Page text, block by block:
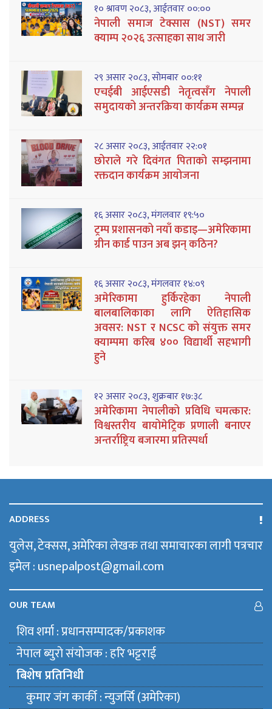
१० श्रावण २०८३, आईतवार ००:००
नेपाली समाज टेक्सास (NST) समर
क्याम्प २०२६ उत्साहका साथ जारी
२९ असार २०८३, सोमबार ००:११
एचईबी आईएसडी नेतृत्वसँग नेपाली
समुदायको अन्तरक्रिया कार्यक्रम सम्पन्न
२८ असार २०८३, आईतवार २२:०१
छोराले गरे दिवंगत पिताको सम्झनामा
रक्तदान कार्यक्रम आयोजना
१६ असार २०८३, मंगलवार १९:५०
ट्रम्प प्रशासनको नयाँ कडाइ—अमेरिकामा
ग्रीन कार्ड पाउन अब झन् कठिन?
१६ असार २०८३, मंगलवार १४:०९
अमेरिकामा हुर्किरहेका नेपाली
बालबालिकाका लागि ऐतिहासिक
अवसर: NST र NCSC को संयुक्त समर
क्याम्पमा करिब ४०० विद्यार्थी सहभागी
हुने
१२ असार २०८३, शुक्रबार १७:३८
अमेरिकामा नेपालीको प्रविधि चमत्कार:
विश्वस्तरीय बायोमेट्रिक प्रणाली बनाएर
अन्तर्राष्ट्रिय बजारमा प्रतिस्पर्धा
ADDRESS
युलेस, टेक्सस, अमेरिका लेखक तथा समाचारका लागी पत्रचार
इमेल : usnepalpost@gmail.com
OUR TEAM
शिव शर्मा : प्रधानसम्पादक/प्रकाशक
नेपाल ब्युराे संयाेजक : हरि भट्टराई
बिशेष प्रतिनिधी
कुमार जंग कार्की : न्युजर्सि (अमेरिका)